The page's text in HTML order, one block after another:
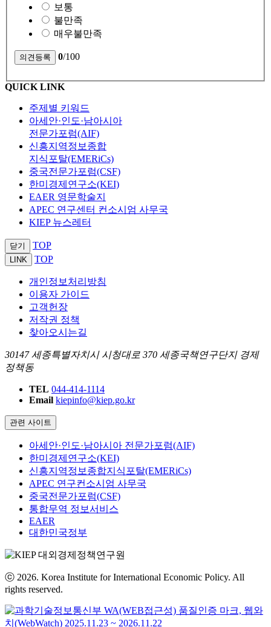
보통
불만족
매우불만족
0/100
QUICK LINK
주제별 키워드
아세안·인도·남아시아
전문가포럼(AIF)
신흥지역정보종합
지식포탈(EMERiCs)
중국전문가포럼(CSF)
한미경제연구소(KEI)
EAER 영문학술지
APEC 연구센터 컨소시엄 사무국
KIEP 뉴스레터
닫기 TOP
LINK TOP
개인정보처리방침
이용자 가이드
고객헌장
저작권 정책
찾아오시는길
30147 세종특별자치시 시청대로 370 세종국책연구단지 경제
정책동
TEL 044-414-1114
Email kiepinfo@kiep.go.kr
관련 사이트
아세안·인도·남아시아 전문가포럼(AIF)
한미경제연구소(KEI)
신흥지역정보종합지식포탈(EMERiCs)
APEC 연구컨소시엄 사무국
중국전문가포럼(CSF)
통합무역 정보서비스
EAER
대한민국정부
ⓒ 2026. Korea Institute for International Economic Policy. All
rights reserved.